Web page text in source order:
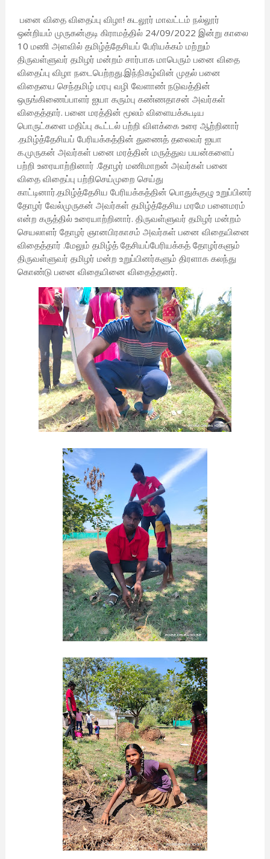
பனை விதை விதைப்பு விழா! கடலூர் மாவட்டம் நல்லூர்
ஒன்றியம் முருகன்குடி கிராமத்தில் 24/09/2022 இன்று காலை
10 மணி அளவில் தமிழ்த்தேசியப் பேரியக்கம் மற்றும்
திருவள்ளுவர் தமிழர் மன்றம் சார்பாக மாபெரும் பனை விதை
விதைப்பு விழா நடைபெற்றது.இந்நிகழ்வின் முதல் பனை
விதையை செந்தமிழ் மரபு வழி வேளாண் நடுவத்தின்
ஒருங்கிணைப்பாளர் ஐயா கரும்பு கண்ணதாசன் அவர்கள்
விதைத்தார். பனை மரத்தின் மூலம் விளையக்கூடிய
பொருட்களை மதிப்பு கூட்டல் பற்றி விளக்கை உரை ஆற்றினார்
.தமிழ்த்தேசியப் பேரியக்கத்தின் துணைத் தலைவர் ஐயா
க.முருகன் அவர்கள் பனை மரத்தின் மருத்துவ பயன்களைப்
பற்றி உரையாற்றினார் .தோழர் மணிமாறன் அவர்கள் பனை
விதை விதைப்பு பற்றிசெய்முறை செய்து
காட்டினார்.தமிழ்த்தேசிய பேரியக்கத்தின் பொதுக்குழு உறுப்பினர்
தோழர் வேல்முருகன் அவர்கள் தமிழ்த்தேசிய மரமே பனைமரம்
என்ற கருத்தில் உரையாற்றினார். திருவள்ளுவர் தமிழர் மன்றம்
செயலாளர் தோழர் ஞானபிரகாசம் அவர்கள் பனை விதையினை
விதைத்தார் .மேலும் தமிழ்த் தேசியப்பேரியக்கத் தோழர்களும்
திருவள்ளுவர் தமிழர் மன்ற உறுப்பினர்களும் திரளாக கலந்து
கொண்டு பனை விதையினை விதைத்தனர்.